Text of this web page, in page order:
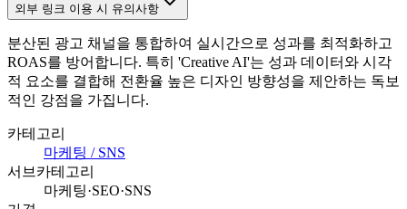
외부 링크 이용 시 유의사항
분산된 광고 채널을 통합하여 실시간으로 성과를 최적화하고
ROAS를 방어합니다. 특히 'Creative AI'는 성과 데이터와 시각
적 요소를 결합해 전환율 높은 디자인 방향성을 제안하는 독보
적인 강점을 가집니다.
카테고리
마케팅 / SNS
서브카테고리
마케팅·SEO·SNS